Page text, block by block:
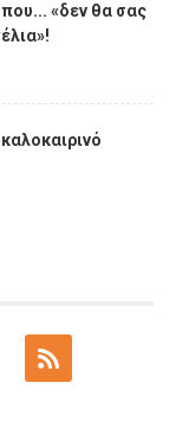
«δεν θα σας